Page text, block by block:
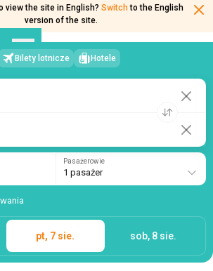
view the site in English? Switch to the English
version of the site.
Bilety lotnicze Hotele